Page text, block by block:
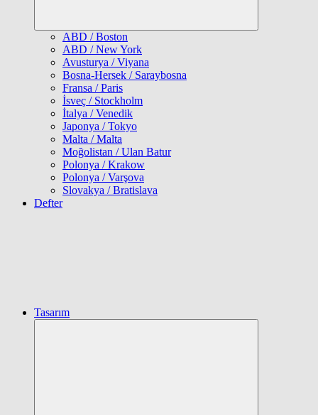
ABD / Boston
ABD / New York
Avusturya / Viyana
Bosna-Hersek / Saraybosna
Fransa / Paris
İsveç / Stockholm
İtalya / Venedik
Japonya / Tokyo
Malta / Malta
Moğolistan / Ulan Batur
Polonya / Krakow
Polonya / Varşova
Slovakya / Bratislava
Defter
Tasarım